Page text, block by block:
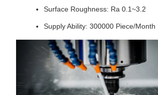
Surface Roughness: Ra 0.1~3.2
Supply Ability: 300000 Piece/Month